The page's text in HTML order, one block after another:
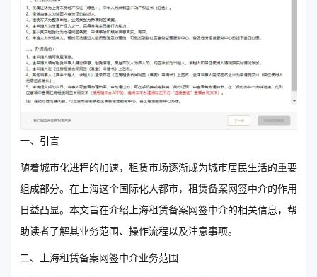
一、引言
随着城市化进程的加速，租赁市场逐渐成为城市居民生活的重要
组成部分。在上海这个国际化大都市，租赁备案网签中介的作用
日益凸显。本文旨在介绍上海租赁备案网签中介的相关信息，帮
助读者了解其业务范围、操作流程以及注意事项。
二、上海租赁备案网签中介业务范围